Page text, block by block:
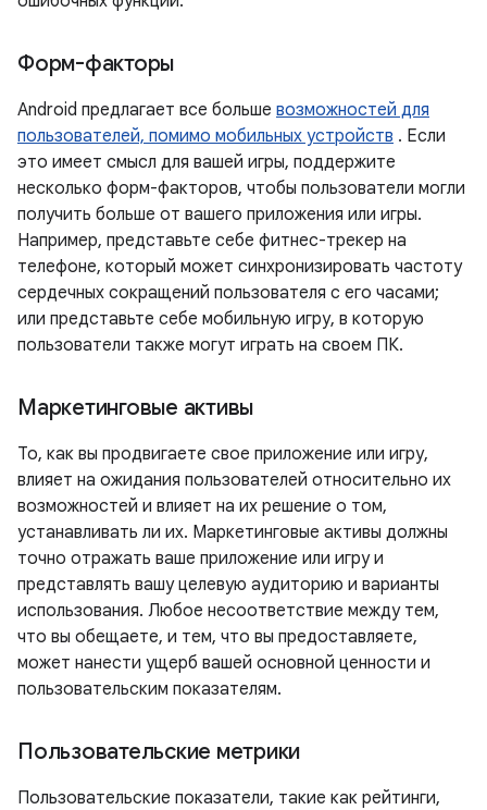
Форм-факторы
Android предлагает все больше возможностей для
пользователей, помимо мобильных устройств . Если
это имеет смысл для вашей игры, поддержите
несколько форм-факторов, чтобы пользователи могли
получить больше от вашего приложения или игры.
Например, представьте себе фитнес-трекер на
телефоне, который может синхронизировать частоту
сердечных сокращений пользователя с его часами;
или представьте себе мобильную игру, в которую
пользователи также могут играть на своем ПК.
Маркетинговые активы
То, как вы продвигаете свое приложение или игру,
влияет на ожидания пользователей относительно их
возможностей и влияет на их решение о том,
устанавливать ли их. Маркетинговые активы должны
точно отражать ваше приложение или игру и
представлять вашу целевую аудиторию и варианты
использования. Любое несоответствие между тем,
что вы обещаете, и тем, что вы предоставляете,
может нанести ущерб вашей основной ценности и
пользовательским показателям.
Пользовательские метрики
Пользовательские показатели, такие как рейтинги,